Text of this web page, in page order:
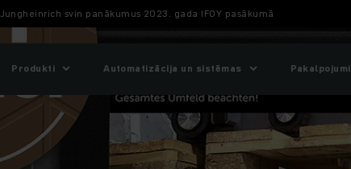
Jungheinrich svin panākumus 2023. gada IFOY pasākumā
Produkti Automatizācija un sistēmas Pakalpojumi